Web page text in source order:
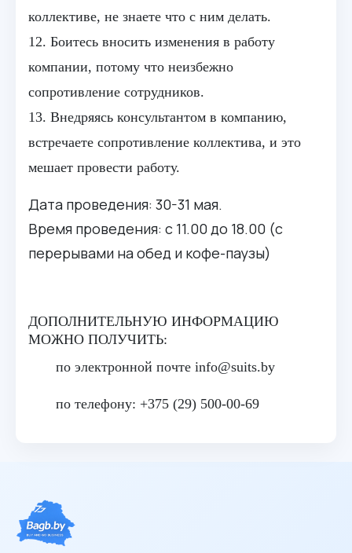
коллективе, не знаете что с ним делать.
12. Боитесь вносить изменения в работу
компании, потому что неизбежно
сопротивление сотрудников.
13. Внедряясь консультантом в компанию,
встречаете сопротивление коллектива, и это
мешает провести работу.
Дата проведения: 30-31 мая.
Время проведения: с 11.00 до 18.00 (с
перерывами на обед и кофе-паузы)
ДОПОЛНИТЕЛЬНУЮ ИНФОРМАЦИЮ
МОЖНО ПОЛУЧИТЬ:
по электронной почте info@suits.by
по телефону: +375 (29) 500-00-69